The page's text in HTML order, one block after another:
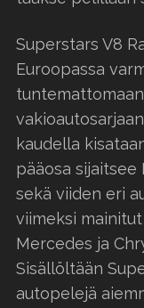
Superstars V8
Euroopassa
kaudella
pääosa sijaitsee
sekä viiden eri
viimeksi mainitut
Mercedes ja
Sisällöltään
autopelejä